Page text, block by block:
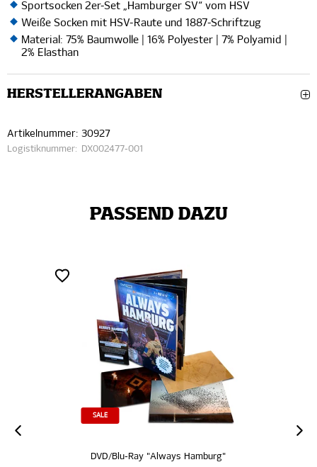
Sportsocken 2er-Set „Hamburger SV“ vom HSV
Weiße Socken mit HSV-Raute und 1887-Schriftzug
Material: 75% Baumwolle | 16% Polyester | 7% Polyamid |
2% Elasthan
HERSTELLERANGABEN
Artikelnummer: 30927
Logistiknummer: DX002477-001
PASSEND DAZU
Ray "Always Hamburg"